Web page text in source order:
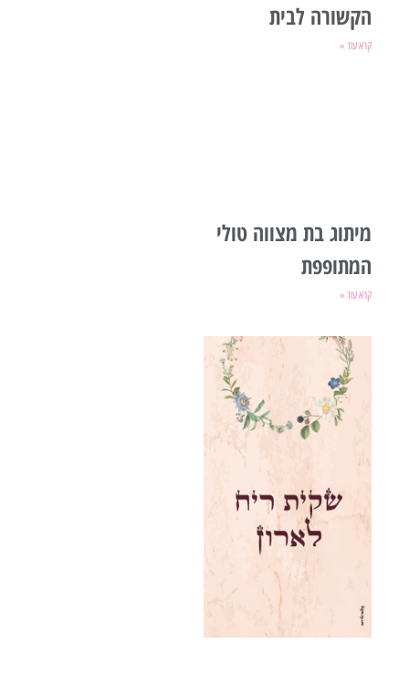
הקשורה לבית
קרא עוד »
מיתוג בת מצווה טולי
המתופפת
קרא עוד »